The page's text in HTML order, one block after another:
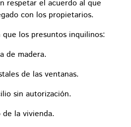
respetar el acuerdo al que
con los propietarios.
que los presuntos inquilinos:
de madera.
de las ventanas.
sin autorización.
la vivienda.